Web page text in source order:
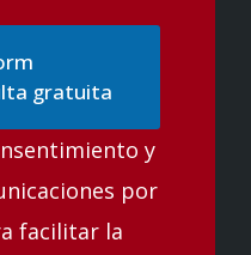
gratuita
y
por
facilitar la